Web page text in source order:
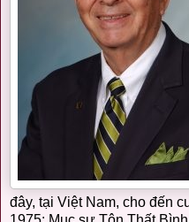
đây, tại Việt Nam, cho đến